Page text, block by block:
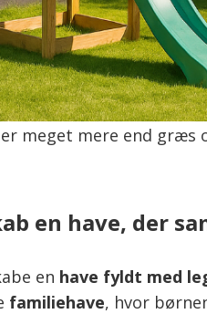
er meget mere end
en have, der
en have fyldt med
familiehave, hvor